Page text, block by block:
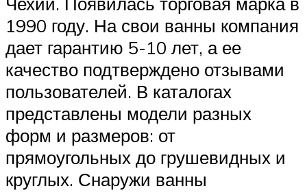
1990 году. На свои ванны компания
дает гарантию 5-10 лет, а ее
качество подтверждено отзывами
пользователей. В каталогах
представлены модели разных
форм и размеров: от
прямоугольных до грушевидных и
круглых. Снаружи ванны